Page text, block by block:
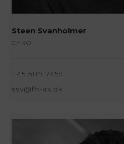
Steen Svanholmer
CHRO
+45 5119 7459
ssv@fh-as.dk